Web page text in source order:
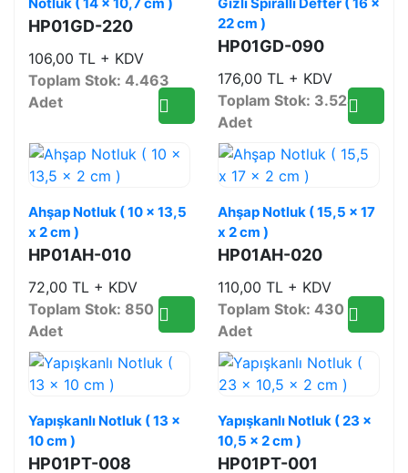
HP01GD-220
106,00 TL + KDV
Toplam Stok: 4.463
Adet
22 cm )
HP01GD-090
176,00 TL + KDV
Toplam Stok: 3.524
Adet
Ahşap Notluk ( 10 x 13,5
x 2 cm )
HP01AH-010
72,00 TL + KDV
Toplam Stok: 850
Adet
Ahşap Notluk ( 15,5 x 17
x 2 cm )
HP01AH-020
110,00 TL + KDV
Toplam Stok: 430
Adet
Yapışkanlı Notluk ( 13 x
10 cm )
HP01PT-008
Yapışkanlı Notluk ( 23 x
10,5 x 2 cm )
HP01PT-001